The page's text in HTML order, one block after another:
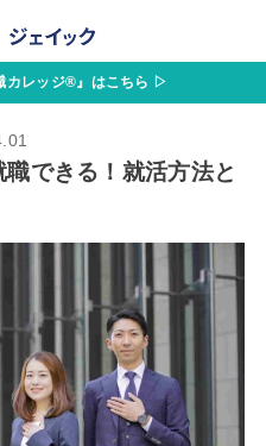
カレッジ®』はこちら ▷
できる！就活方法と